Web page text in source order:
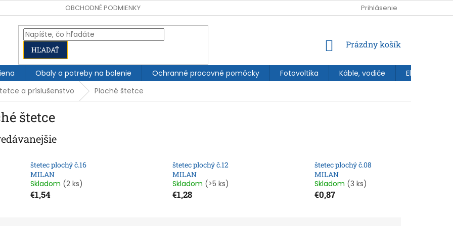
OBCHODNÉ PODMIENKY Prihlásenie
HĽADAŤ
NÁKUPNÝ
Prázdny košík
Obaly a potreby na balenie Ochranné pracovné pomôcky Fotovoltika Káble, vodiče
a príslušenstvo Ploché štetce
štetce
štetec plochý č.16
MILAN
Skladom (2 ks)
€1,54
štetec plochý č.12
MILAN
Skladom (>5 ks)
€1,28
štetec plochý č.08
MILAN
Skladom (3 ks)
€0,87